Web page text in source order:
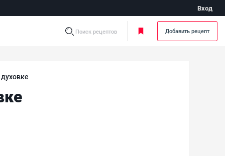
Вход
Поиск рецептов Добавить рецепт